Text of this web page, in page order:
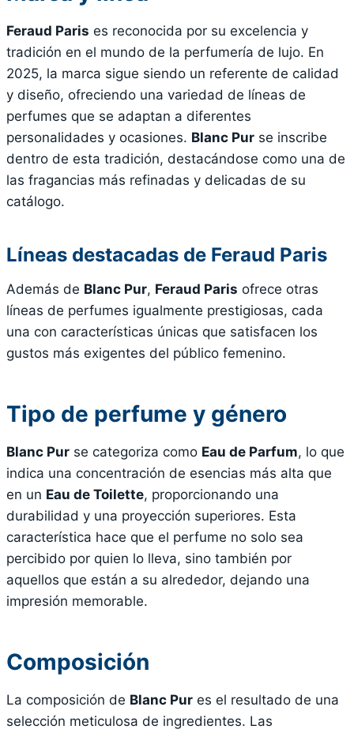
Feraud Paris es reconocida por su excelencia y
tradición en el mundo de la perfumería de lujo. En
2025, la marca sigue siendo un referente de calidad
y diseño, ofreciendo una variedad de líneas de
perfumes que se adaptan a diferentes
personalidades y ocasiones. Blanc Pur se inscribe
dentro de esta tradición, destacándose como una de
las fragancias más refinadas y delicadas de su
catálogo.
Líneas destacadas de Feraud Paris
Además de Blanc Pur, Feraud Paris ofrece otras
líneas de perfumes igualmente prestigiosas, cada
una con características únicas que satisfacen los
gustos más exigentes del público femenino.
Tipo de perfume y género
Blanc Pur se categoriza como Eau de Parfum, lo que
indica una concentración de esencias más alta que
en un Eau de Toilette, proporcionando una
durabilidad y una proyección superiores. Esta
característica hace que el perfume no solo sea
percibido por quien lo lleva, sino también por
aquellos que están a su alrededor, dejando una
impresión memorable.
Composición
La composición de Blanc Pur es el resultado de una
selección meticulosa de ingredientes. Las